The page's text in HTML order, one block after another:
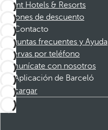
Dorint Hotels & Resorts
Cupones de descuento
Contacto
Preguntas frecuentes y Ayuda
Reservas por teléfono
Comunícate con nosotros
Aplicación de Barceló
Descargar